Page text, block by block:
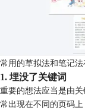
常用的草拟法和笔记法
1. 埋没了关键词
重要的想法应当是由
常出现在不同的页码